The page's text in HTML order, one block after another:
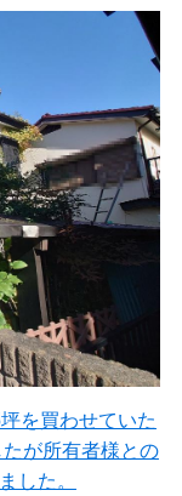
を買わせていた
が所有者様との
した。